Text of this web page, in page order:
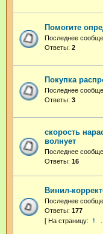
Помогите
Последнее
Ответы: 2
Покупка
Последнее
Ответы: 3
скорость
волнует
Последнее
Ответы: 16
Винил-
Последнее
Ответы: 177
1